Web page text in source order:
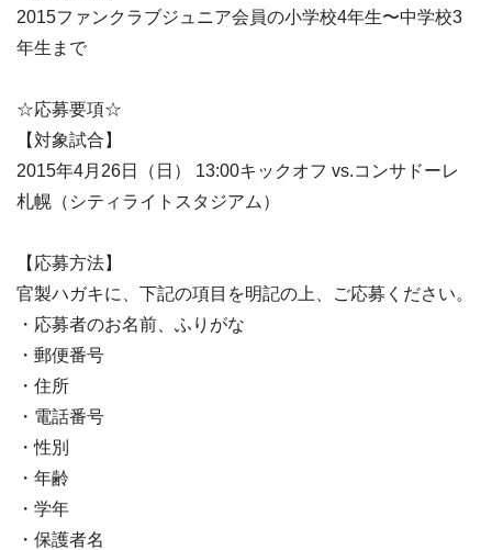
2015ファンクラブジュニア会員の小学校4年生〜中学校3
年生まで
☆応募要項☆
【対象試合】
2015年4月26日（日） 13:00キックオフ vs.コンサドーレ
札幌（シティライトスタジアム）
【応募方法】
官製ハガキに、下記の項目を明記の上、ご応募ください。
・応募者のお名前、ふりがな
・郵便番号
・住所
・電話番号
・性別
・年齢
・学年
・保護者名